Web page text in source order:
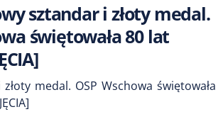
sztandar i złoty medal.
świętowała 80 lat
medal. OSP Wschowa świętowała